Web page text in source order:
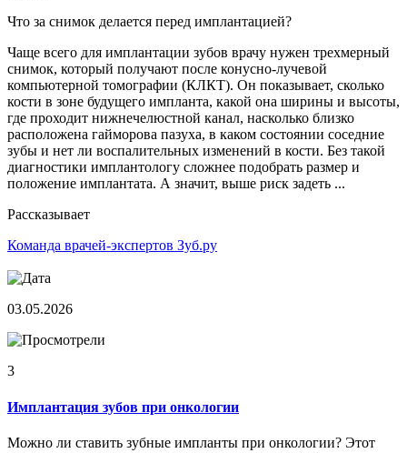
Что за снимок делается перед имплантацией?
Чаще всего для имплантации зубов врачу нужен трехмерный
снимок, который получают после конусно-лучевой
компьютерной томографии (КЛКТ). Он показывает, сколько
кости в зоне будущего импланта, какой она ширины и высоты,
где проходит нижнечелюстной канал, насколько близко
расположена гайморова пазуха, в каком состоянии соседние
зубы и нет ли воспалительных изменений в кости. Без такой
диагностики имплантологу сложнее подобрать размер и
положение имплантата. А значит, выше риск задеть ...
Рассказывает
Команда врачей-экспертов Зуб.ру
03.05.2026
3
Имплантация зубов при онкологии
Можно ли ставить зубные импланты при онкологии? Этот